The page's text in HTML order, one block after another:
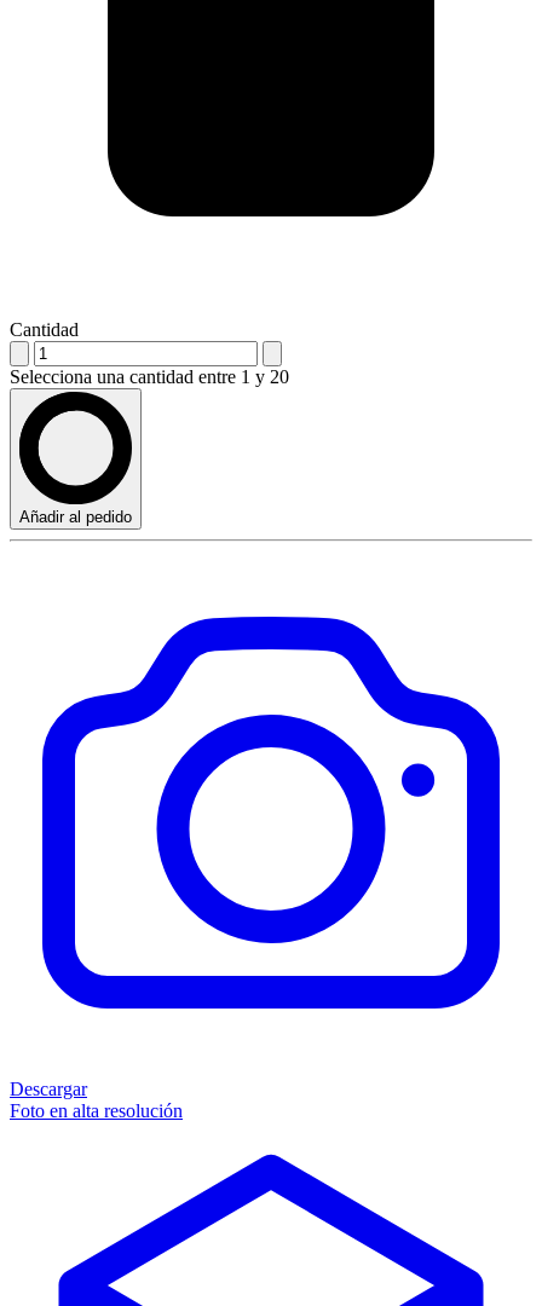
Cantidad
Selecciona una cantidad entre 1 y 20
Añadir al pedido
Descargar
Foto en alta resolución